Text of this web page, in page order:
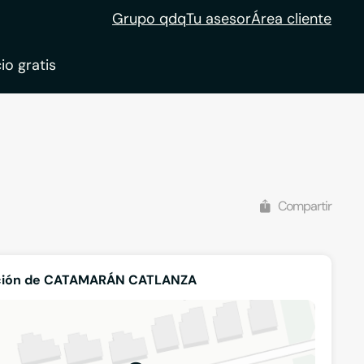
Grupo qdqTu asesorÁrea cliente
gratis
Compartir
de CATAMARÁN CATLANZA